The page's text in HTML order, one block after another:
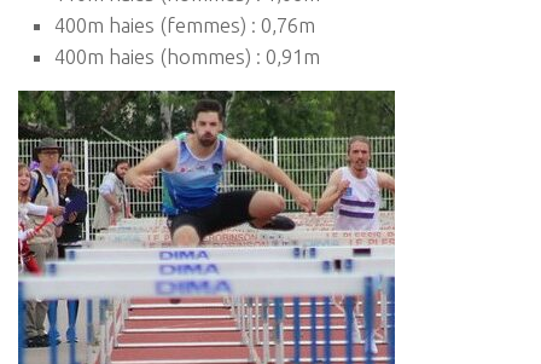
400m haies (femmes) : 0,76m
400m haies (hommes) : 0,91m